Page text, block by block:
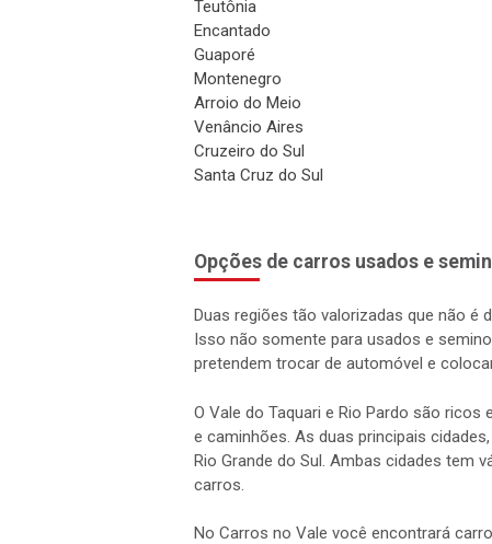
Teutônia
Encantado
Guaporé
Montenegro
Arroio do Meio
Venâncio Aires
Cruzeiro do Sul
Santa Cruz do Sul
Opções de carros usados e
Duas regiões tão valorizadas que não é
Isso não somente para usados e
pretendem trocar de automóvel e
O Vale do Taquari e Rio Pardo são
e caminhões. As duas principais
Rio Grande do Sul. Ambas cidades tem
carros.
No Carros no Vale você encontrará